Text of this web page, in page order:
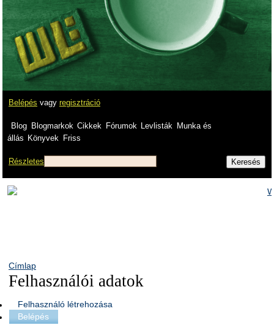
Belépés vagy regisztráció
Blog Blogmarkok Cikkek Fórumok Levlisták
Munka és
állás Könyvek Friss
Részletes
Címlap
Felhasználói adatok
Felhasználó létrehozása
Belépés